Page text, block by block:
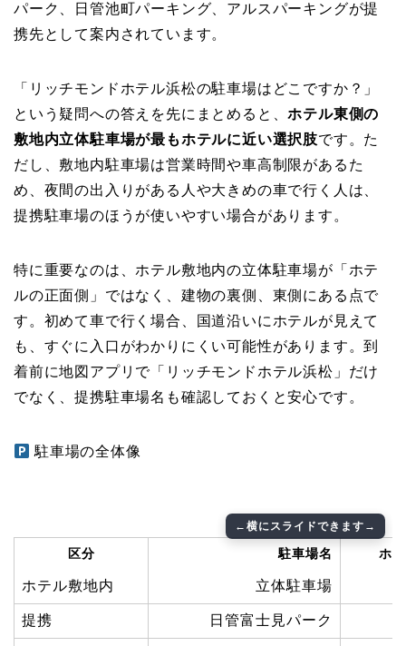
パーク、日管池町パーキング、アルスパーキングが提
携先として案内されています。
「リッチモンドホテル浜松の駐車場はどこですか？」
という疑問への答えを先にまとめると、ホテル東側の
敷地内立体駐車場が最もホテルに近い選択肢です。た
だし、敷地内駐車場は営業時間や車高制限があるた
め、夜間の出入りがある人や大きめの車で行く人は、
提携駐車場のほうが使いやすい場合があります。
特に重要なのは、ホテル敷地内の立体駐車場が「ホテ
ルの正面側」ではなく、建物の裏側、東側にある点で
す。初めて車で行く場合、国道沿いにホテルが見えて
も、すぐに入口がわかりにくい可能性があります。到
着前に地図アプリで「リッチモンドホテル浜松」だけ
でなく、提携駐車場名も確認しておくと安心です。
駐車場の全体像
区分 駐車場名 ホ
ホテル敷地内 立体駐車場
提携 日管富士見パーク